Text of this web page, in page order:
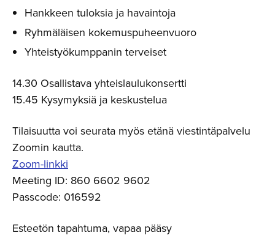
Hankkeen tuloksia ja havaintoja
Ryhmäläisen kokemuspuheenvuoro
Yhteistyökumppanin terveiset
14.30 Osallistava yhteislaulukonsertti
15.45 Kysymyksiä ja keskustelua
Tilaisuutta voi seurata myös etänä viestintäpalvelu
Zoomin kautta.
Zoom-linkki
Meeting ID: 860 6602 9602
Passcode: 016592
Esteetön tapahtuma, vapaa pääsy